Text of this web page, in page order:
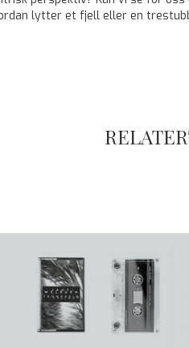
lytter et fjell eller en